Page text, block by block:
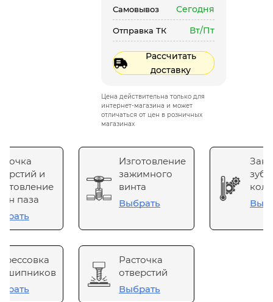
Самовывоз Сегодня
Отправка ТК Вт/Пт
Рассчитать
доставку
Цена действительна только для
интернет-магазина и может
отличаться от цен в розничных
магазинах
и
паза
Изготовление
зажимного
винта
Выбрать
Расточка
отверстий
Выбрать